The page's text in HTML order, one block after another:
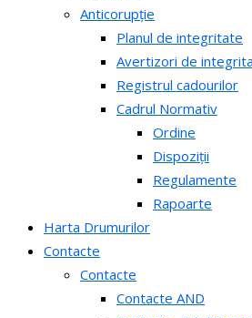
Anticorupție
Planul de integritate
Avertizori de
Registrul cadourilor
Cadrul Normativ
Ordine
Dispoziții
Regulamente
Rapoarte
Harta Drumurilor
Contacte
Contacte
Contacte AND